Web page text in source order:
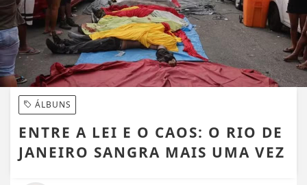
ÁLBUNS
ENTRE A LEI E O CAOS: O RIO DE
JANEIRO SANGRA MAIS UMA VEZ